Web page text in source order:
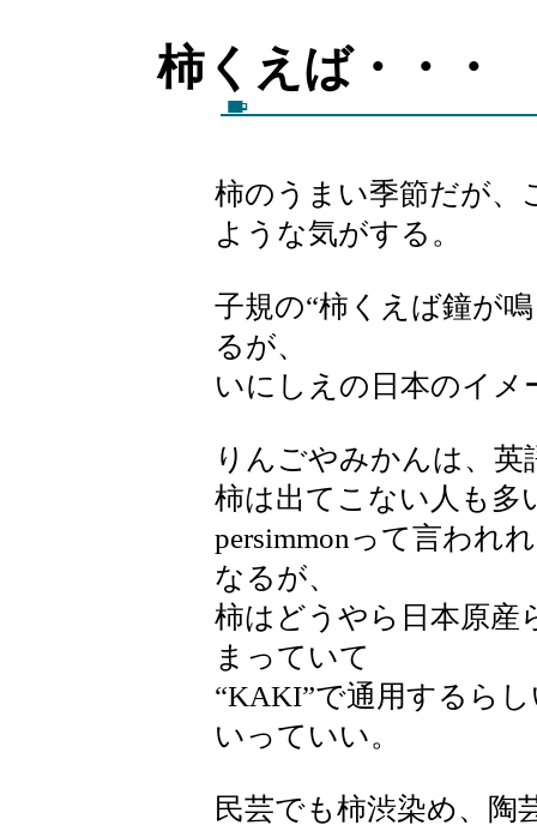
柿くえば・
柿のうまい季節だが、
ような気がする。
子規の“柿くえば鐘が
るが、
いにしえの日本のイメ
りんごやみかんは、英
柿は出てこない人も多
persimmonって言わ
なるが、
柿はどうやら日本原産
まっていて
“KAKI”で通用するら
いっていい。
民芸でも柿渋染め、陶